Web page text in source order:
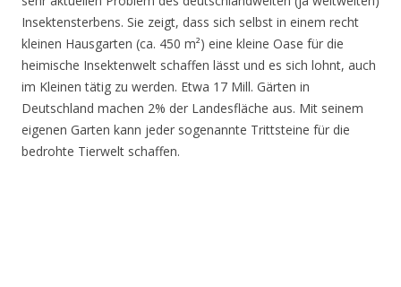
Insektensterbens. Sie zeigt, dass sich selbst in einem recht
kleinen Hausgarten (ca. 450 m²) eine kleine Oase für die
heimische Insektenwelt schaffen lässt und es sich lohnt, auch
im Kleinen tätig zu werden. Etwa 17 Mill. Gärten in
Deutschland machen 2% der Landesfläche aus. Mit seinem
eigenen Garten kann jeder sogenannte Trittsteine für die
bedrohte Tierwelt schaffen.